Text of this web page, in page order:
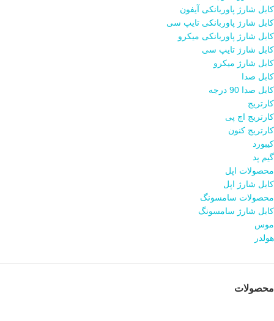
کابل شارژ پاوربانکی آیفون
کابل شارژ پاوربانکی تایپ سی
کابل شارژ پاوربانکی میکرو
کابل شارژ تایپ سی
کابل شارژ میکرو
کابل صدا
کابل صدا 90 درجه
کارتریج
کارتریج اچ پی
کارتریج کنون
کیبورد
گیم پد
محصولات اپل
کابل شارژ اپل
محصولات سامسونگ
کابل شارژ سامسونگ
موس
هولدر
محصولات